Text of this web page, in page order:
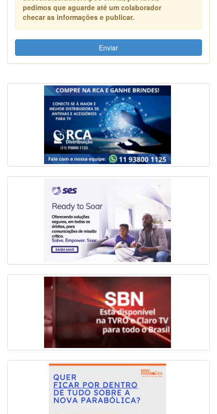
pedimos que aguarde até um colaborador
checar as informações e publicar.
Enviar